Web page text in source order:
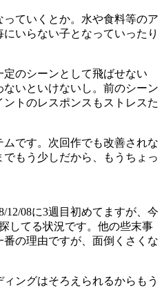
ていくとか。水や食料等のア
いらない子となっていったり
のシーンとして飛ばせない
いといけないし。前のシーン
トのレスポンスもストレスた
です。次回作でも改善されな
もう少しだから、もうちょっ
12/08に3週目初めてますが、今
してる状況です。他の些末事
の理由ですが、面倒くさくな
ングはそろえられるからもう